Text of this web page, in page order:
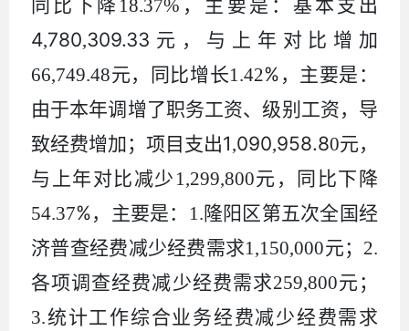
同比下降 18.37% ， 主要是：基本支出
4,780,309.33 元，与上年对比增加
66,749.48元，同比增长1.42% ，主要是：
由于本年调增了职务工资、级别工资， 导
致经费增加；项目支出1,090,958.80元，
与上年对比减少 1,299,800元，同比下降
54.37%，主要是： 1.隆阳区第五次全国经
济普查经费减少经费需求1,150,000元； 2.
各项调查经费减少经费需求259,800元 ；
3.统计工作综合业务经费减少经费需求